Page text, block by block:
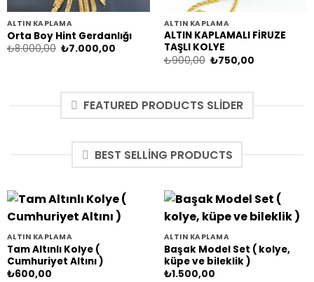
ALTIN KAPLAMA
Orta Boy Hint Gerdanlığı
₺8.000,00 Orijinal
₺7.000,00Şu
ALTIN KAPLAMA
ALTIN KAPLAMALI FİRUZE
TAŞLI KOLYE
₺900,00 Orijinal
₺750,00Şu
FEATURED PRODUCTS SLIDER
BEST SELLING PRODUCTS
ALTIN KAPLAMA
Tam Altınlı Kolye (
Cumhuriyet Altını )
₺600,00
ALTIN KAPLAMA
Başak Model Set ( kolye,
küpe ve bileklik )
₺1.500,00